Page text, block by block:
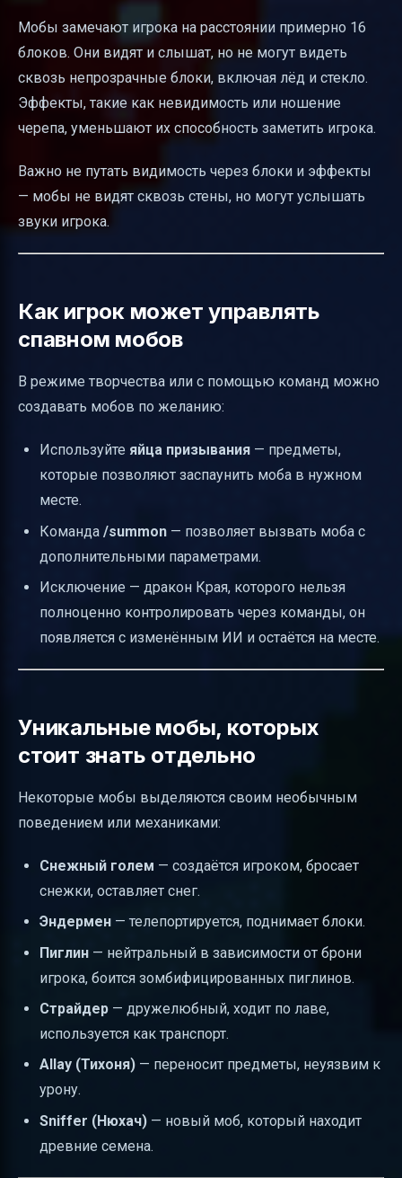
Мобы замечают игрока на расстоянии примерно 16
блоков. Они видят и слышат, но не могут видеть
сквозь непрозрачные блоки, включая лёд и стекло.
Эффекты, такие как невидимость или ношение
черепа, уменьшают их способность заметить игрока.
Важно не путать видимость через блоки и эффекты
— мобы не видят сквозь стены, но могут услышать
звуки игрока.
Как игрок может управлять
спавном мобов
В режиме творчества или с помощью команд можно
создавать мобов по желанию:
Используйте яйца призывания — предметы,
которые позволяют заспаунить моба в нужном
месте.
Команда /summon — позволяет вызвать моба с
дополнительными параметрами.
Исключение — дракон Края, которого нельзя
полноценно контролировать через команды, он
появляется с изменённым ИИ и остаётся на месте.
Уникальные мобы, которых
стоит знать отдельно
Некоторые мобы выделяются своим необычным
поведением или механиками:
Снежный голем — создаётся игроком, бросает
снежки, оставляет снег.
Эндермен — телепортируется, поднимает блоки.
Пиглин — нейтральный в зависимости от брони
игрока, боится зомбифицированных пиглинов.
Страйдер — дружелюбный, ходит по лаве,
используется как транспорт.
Allay (Тихоня) — переносит предметы, неуязвим к
урону.
Sniffer (Нюхач) — новый моб, который находит
древние семена.